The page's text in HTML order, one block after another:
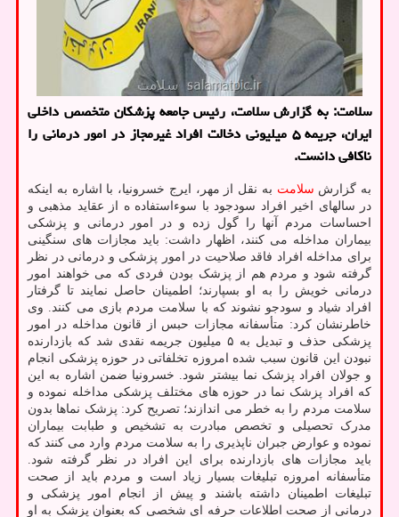
سلامت: به گزارش سلامت، رئیس جامعه پزشکان متخصص داخلی
ایران، جریمه ۵ میلیونی دخالت افراد غیرمجاز در امور درمانی را
ناکافی دانست.
به گزارش سلامت به نقل از مهر، ایرج خسرونیا، با اشاره به اینکه
در سالهای اخیر افراد سودجود با سوءاستفاده ه از عقاید مذهبی و
احساسات مردم آنها را گول زده و در امور درمانی و پزشکی
بیماران مداخله می کنند، اظهار داشت: باید مجازات های سنگینی
برای مداخله افراد فاقد صلاحیت در امور پزشکی و درمانی در نظر
گرفته شود و مردم هم از پزشک بودن فردی که می خواهند امور
درمانی خویش را به او بسپارند؛ اطمینان حاصل نمایند تا گرفتار
افراد شیاد و سودجو نشوند که با سلامت مردم بازی می کنند. وی
خاطرنشان کرد: متأسفانه مجازات حبس از قانون مداخله در امور
پزشکی حذف و تبدیل به ۵ میلیون جریمه نقدی شد که بازدارنده
نبودن این قانون سبب شده امروزه تخلفاتی در حوزه پزشکی انجام
و جولان افراد پزشک نما بیشتر شود. خسرونیا ضمن اشاره به این
که افراد پزشک نما در حوزه های مختلف پزشکی مداخله نموده و
سلامت مردم را به خطر می اندازند؛ تصریح کرد: پزشک نماها بدون
مدرک تحصیلی و تخصص مبادرت به تشخیص و طبابت بیماران
نموده و عوارض جبران ناپذیری را به سلامت مردم وارد می کنند که
باید مجازات های بازدارنده برای این افراد در نظر گرفته شود.
متأسفانه امروزه تبلیغات بسیار زیاد است و مردم باید از صحت
تبلیغات اطمینان داشته باشند و پیش از انجام امور پزشکی و
درمانی از صحت اطلاعات حرفه ای شخصی که بعنوان پزشک به او